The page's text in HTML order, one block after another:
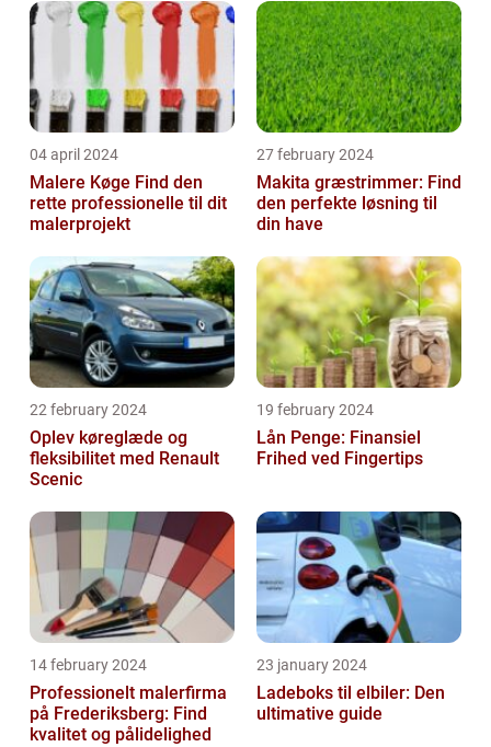
04 april 2024
Malere Køge Find den
rette professionelle til dit
malerprojekt
27 february 2024
Makita græstrimmer: Find
den perfekte løsning til
din have
22 february 2024
Oplev køreglæde og
fleksibilitet med Renault
Scenic
19 february 2024
Lån Penge: Finansiel
Frihed ved Fingertips
14 february 2024
Professionelt malerfirma
på Frederiksberg: Find
kvalitet og pålidelighed
23 january 2024
Ladeboks til elbiler: Den
ultimative guide